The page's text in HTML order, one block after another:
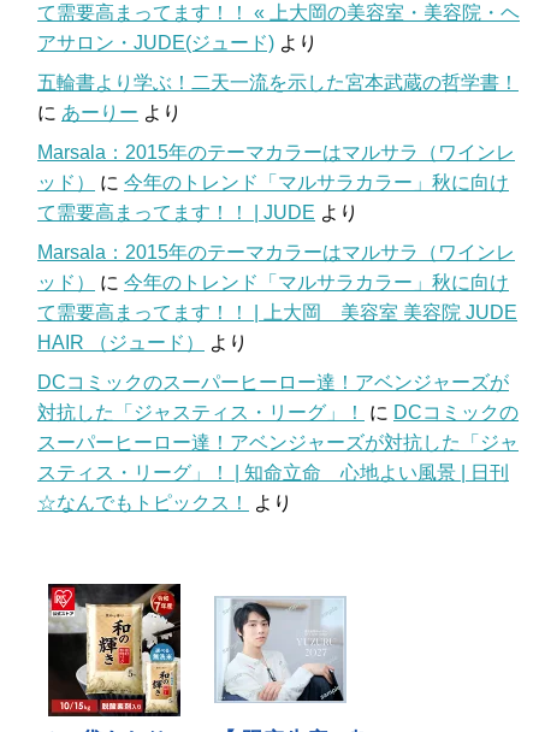
て需要高まってます！！ « 上大岡の美容室・美容院・ヘ
アサロン・JUDE(ジュード) より
五輪書より学ぶ！二天一流を示した宮本武蔵の哲学書！
に あーりー より
Marsala：2015年のテーマカラーはマルサラ（ワインレ
ッド）
に 今年のトレンド「マルサラカラー」秋に向け
て需要高まってます！！ | JUDE より
Marsala：2015年のテーマカラーはマルサラ（ワインレ
ッド）
に 今年のトレンド「マルサラカラー」秋に向け
て需要高まってます！！ | 上大岡 美容室 美容院 JUDE
HAIR （ジュード）
より
DCコミックのスーパーヒーロー達！アベンジャーズが
対抗した「ジャスティス・リーグ」！
に DCコミックの
スーパーヒーロー達！アベンジャーズが対抗した「ジャ
スティス・リーグ」！ | 知命立命 心地よい風景 | 日刊
☆なんでもトピックス！
より